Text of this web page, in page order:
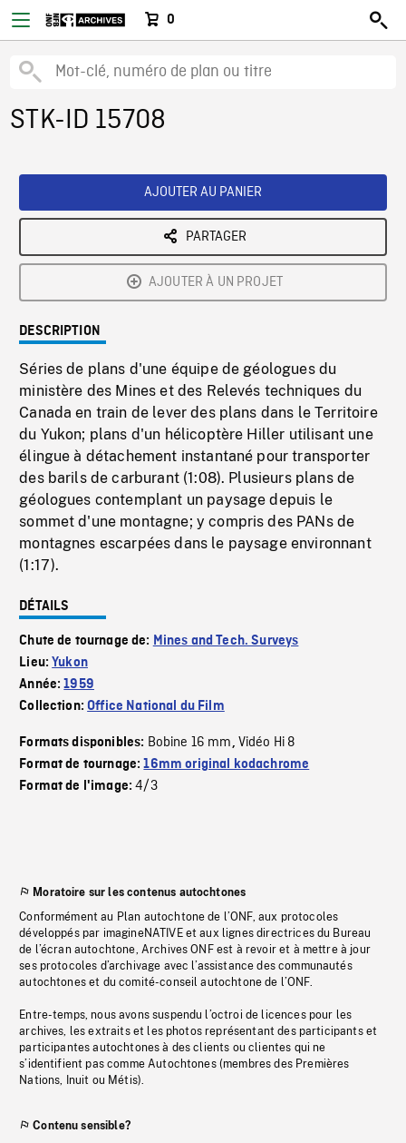
0
STK-ID 15708
AJOUTER AU PANIER
PARTAGER
AJOUTER À UN PROJET
DESCRIPTION
Séries de plans d'une équipe de géologues du
ministère des Mines et des Relevés techniques du
Canada en train de lever des plans dans le Territoire
du Yukon; plans d'un hélicoptère Hiller utilisant une
élingue à détachement instantané pour transporter
des barils de carburant (1:08). Plusieurs plans de
géologues contemplant un paysage depuis le
sommet d'une montagne; y compris des PANs de
montagnes escarpées dans le paysage environnant
(1:17).
DÉTAILS
Chute de tournage de: Mines and Tech. Surveys
Lieu:Yukon
Année:1959
Collection:Office National du Film
Formats disponibles: Bobine 16 mm, Vidéo Hi 8
Format de tournage:16mm original kodachrome
Format de l'image:4/3
Moratoire sur les contenus autochtones
Conformément au Plan autochtone de l’ONF, aux protocoles
développés par imagineNATIVE et aux lignes directrices du Bureau
de l’écran autochtone, Archives ONF est à revoir et à mettre à jour
ses protocoles d’archivage avec l’assistance des communautés
autochtones et du comité-conseil autochtone de l’ONF.
Entre-temps, nous avons suspendu l’octroi de licences pour les
archives, les extraits et les photos représentant des participants et
participantes autochtones à des clients ou clientes qui ne
s’identifient pas comme Autochtones (membres des Premières
Nations, Inuit ou Métis).
Contenu sensible?